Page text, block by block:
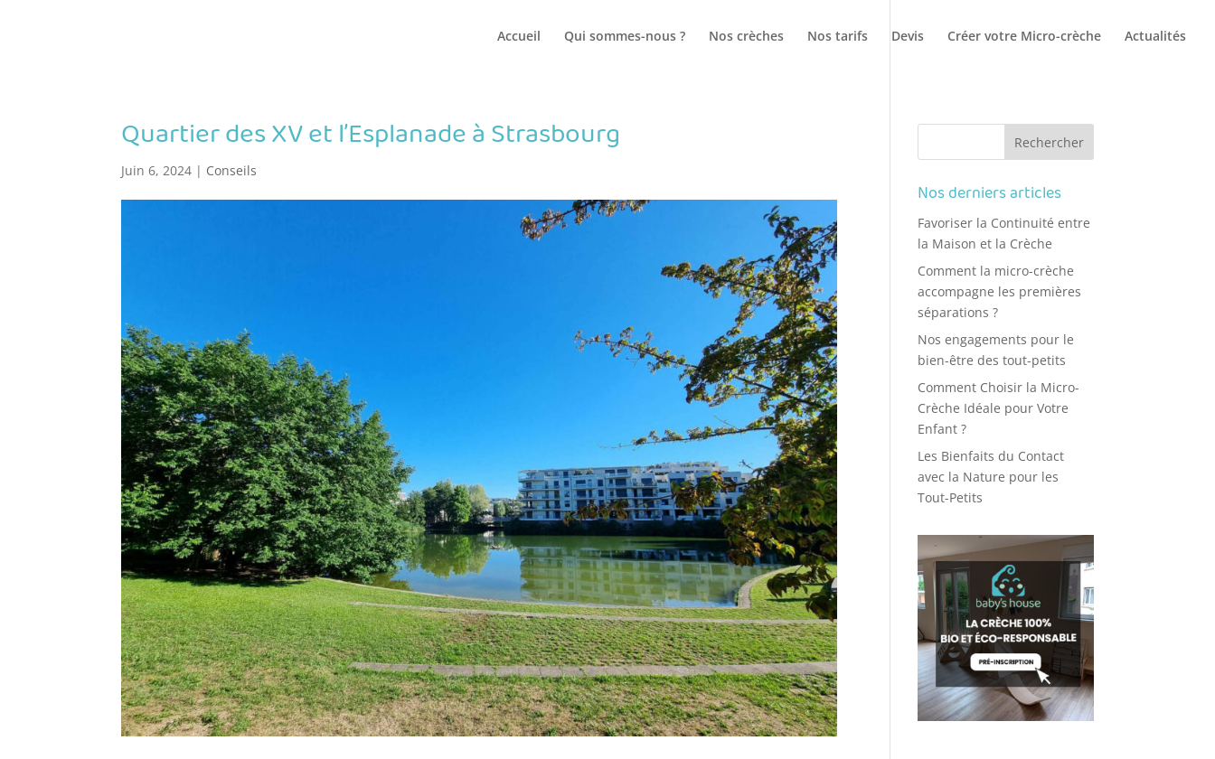
Accueil Qui sommes-nous ? Nos crèches Nos tarifs Devis Créer votre Micro-crèche Actualités
Quartier des XV et l’Esplanade à Strasbourg
Juin 6, 2024 | Conseils
Nos derniers articles
Favoriser la Continuité entre
la Maison et la Crèche
Comment la micro-crèche
accompagne les premières
séparations ?
Nos engagements pour le
bien-être des tout-petits
Comment Choisir la Micro-
Crèche Idéale pour Votre
Enfant ?
Les Bienfaits du Contact
avec la Nature pour les
Tout-Petits